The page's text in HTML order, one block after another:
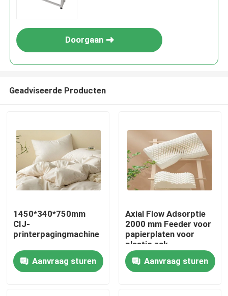
Thuis
Producten
Doorgaan
Geadviseerde Producten
1450*340*750mm
CIJ-
printerpagingmachine
Aanvraag sturen
Axial Flow Adsorptie
2000 mm Feeder voor
papierplaten voor
plastic zak
Aanvraag sturen